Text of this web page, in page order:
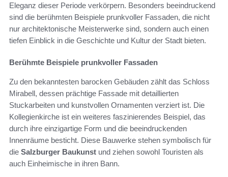
Eleganz dieser Periode verkörpern. Besonders beeindruckend
sind die berühmten Beispiele prunkvoller Fassaden, die nicht
nur architektonische Meisterwerke sind, sondern auch einen
tiefen Einblick in die Geschichte und Kultur der Stadt bieten.
Berühmte Beispiele prunkvoller Fassaden
Zu den bekanntesten barocken Gebäuden zählt das Schloss
Mirabell, dessen prächtige Fassade mit detaillierten
Stuckarbeiten und kunstvollen Ornamenten verziert ist. Die
Kollegienkirche ist ein weiteres faszinierendes Beispiel, das
durch ihre einzigartige Form und die beeindruckenden
Innenräume besticht. Diese Bauwerke stehen symbolisch für
die Salzburger Baukunst und ziehen sowohl Touristen als
auch Einheimische in ihren Bann.